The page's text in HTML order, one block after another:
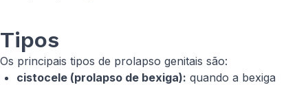
Tipos
Os principais tipos de prolapso genitais são:
cistocele (prolapso de bexiga): quando a bexiga